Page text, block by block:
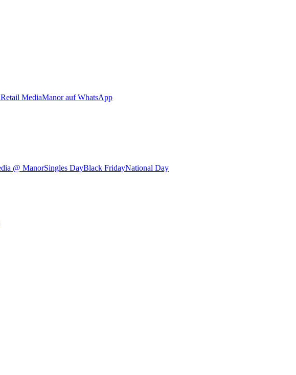
MediaManor auf WhatsApp
@ ManorSingles DayBlack FridayNational Day